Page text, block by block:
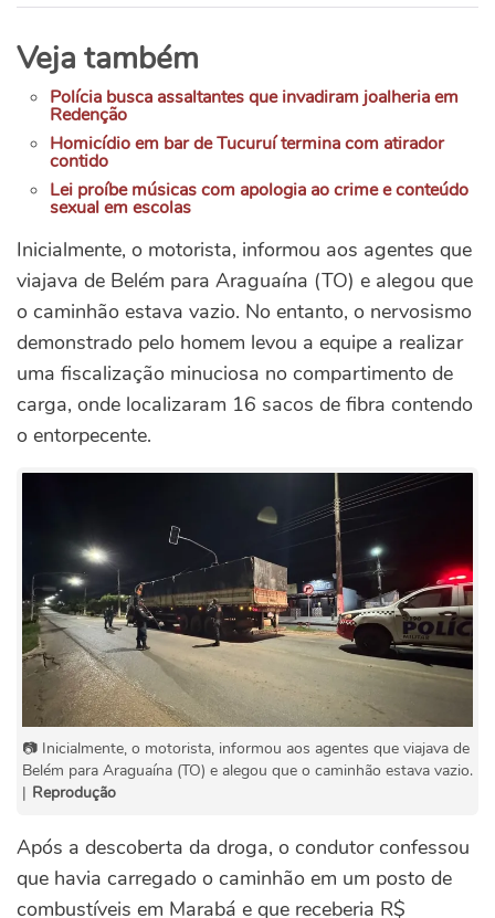
Veja também
Polícia busca assaltantes que invadiram joalheria em
Redenção
Homicídio em bar de Tucuruí termina com atirador
contido
Lei proíbe músicas com apologia ao crime e conteúdo
sexual em escolas
Inicialmente, o motorista, informou aos agentes que
viajava de Belém para Araguaína (TO) e alegou que
o caminhão estava vazio. No entanto, o nervosismo
demonstrado pelo homem levou a equipe a realizar
uma fiscalização minuciosa no compartimento de
carga, onde localizaram 16 sacos de fibra contendo
o entorpecente.
📷 Inicialmente, o motorista, informou aos agentes que viajava de
Belém para Araguaína (TO) e alegou que o caminhão estava vazio.
| Reprodução
Após a descoberta da droga, o condutor confessou
que havia carregado o caminhão em um posto de
combustíveis em Marabá e que receberia R$